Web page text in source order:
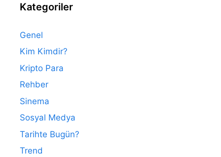
Kategoriler
Genel
Kim Kimdir?
Kripto Para
Rehber
Sinema
Sosyal Medya
Tarihte Bugün?
Trend